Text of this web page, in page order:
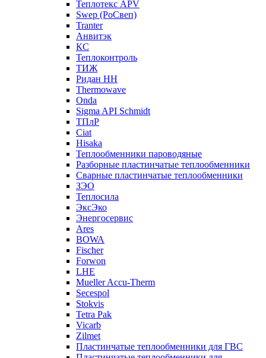
Теплотекс APV
Swep (РоСвеп)
Tranter
Анвитэк
КС
Теплоконтроль
ТИЖ
Ридан НН
Thermowave
Onda
Sigma API Schmidt
ТПлР
Ciat
Hisaka
Теплообменники пароводяные
Разборные пластинчатые теплообменники
Сварные пластинчатые теплообменники
ЗЭО
Теплосила
ЭксЭко
Энергосервис
Ares
BOWA
Fischer
Forwon
LHE
Mueller Accu-Therm
Secespol
Stokvis
Tetra Pak
Vicarb
Zilmet
Пластинчатые теплообменники для ГВС